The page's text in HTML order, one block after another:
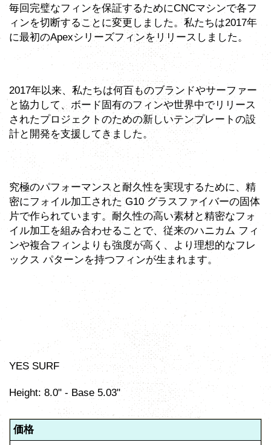
毎回完璧なフィンを保証するためにCNCマシンで各フ
ィンを切断することに変更しました。私たちは2017年
に最初のApexシリーズフィンをリリースしました。
2017年以来、私たちは何百ものブランドやサーファー
と協力して、ボード固有のフィンや世界中でリリース
されたプロジェクトのための新しいテンプレートの設
計と開発を支援してきました。
究極のパフォーマンスと耐久性を実現するために、精
密にフォイル加工された G10 グラスファイバーの固体
片で作られています。耐久性の高い素材と精密なフォ
イル加工を組み合わせることで、従来のハニカム フィ
ンや複合フィンよりも強度が高く、より理想的なフレ
ックス パターンを持つフィンが生まれます。
YES SURF
Height: 8.0" - Base 5.03"
価格